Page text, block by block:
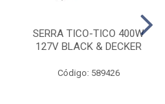
SERRA TICO-TICO 400W
127V BLACK & DECKER
Código: 589426